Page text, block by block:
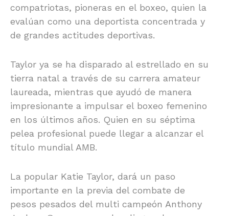
compatriotas, pioneras en el boxeo, quien la
evalúan como una deportista concentrada y
de grandes actitudes deportivas.
Taylor ya se ha disparado al estrellado en su
tierra natal a través de su carrera amateur
laureada, mientras que ayudó de manera
impresionante a impulsar el boxeo femenino
en los últimos años. Quien en su séptima
pelea profesional puede llegar a alcanzar el
título mundial AMB.
La popular Katie Taylor, dará un paso
importante en la previa del combate de
pesos pesados del multi campeón Anthony